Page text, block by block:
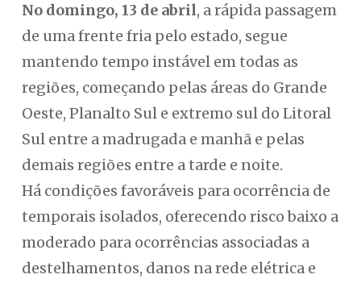
No domingo, 13 de abril, a rápida passagem
de uma frente fria pelo estado, segue
mantendo tempo instável em todas as
regiões, começando pelas áreas do Grande
Oeste, Planalto Sul e extremo sul do Litoral
Sul entre a madrugada e manhã e pelas
demais regiões entre a tarde e noite.
Há condições favoráveis para ocorrência de
temporais isolados, oferecendo risco baixo a
moderado para ocorrências associadas a
destelhamentos, danos na rede elétrica e